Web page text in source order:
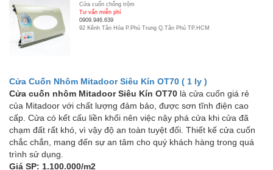
Cửa cuốn chống trộm
Tư vấn miễn phí
0909.946.639
92 Kênh Tân Hóa P.Phú Trung Q.Tân Phú TP.HCM
Cửa Cuốn Nhôm Mitadoor Siêu Kín OT70 ( 1 ly )
Cửa cuốn nhôm Mitadoor Siêu Kín OT70 là cửa cuốn giá rẻ
của Mitadoor với chất lượng đảm bảo, được sơn tĩnh điện cao
cấp. Cửa có kết cấu liền khối nên việc nậy phá cửa khi cửa đã
chạm đất rất khó, vì vậy độ an toàn tuyệt đối. Thiết kế cửa cuốn
chắc chắn, mang đến sự an tâm cho quý khách hàng trong quá
trình sử dụng.
Giá SP: 1.100.000/m2